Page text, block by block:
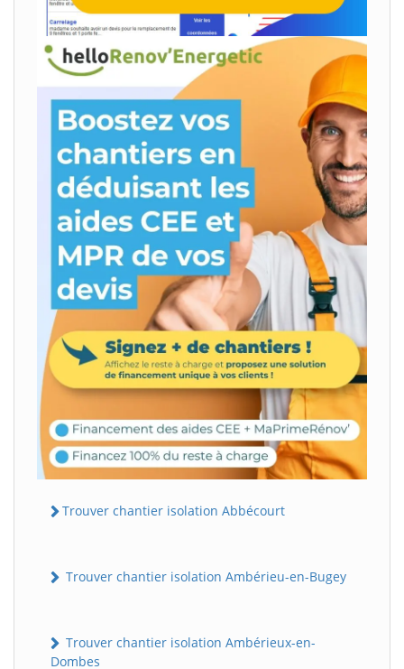
Trouver chantier isolation Abbécourt
Trouver chantier isolation Ambérieu-en-Bugey
Trouver chantier isolation Ambérieux-en-
Dombes